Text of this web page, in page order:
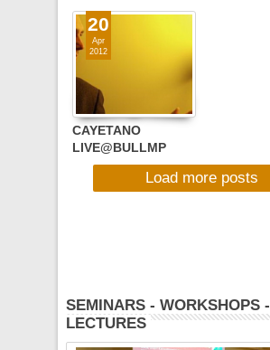
CAYETANO
LIVE@BULLMP
RADIO SHOW -
MORERADIO,
20
Apr
2012
Load more posts
SEMINARS - WORKSHOPS -
LECTURES